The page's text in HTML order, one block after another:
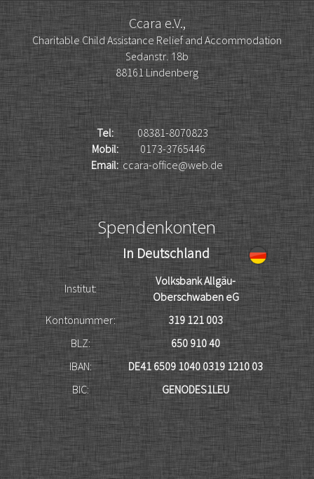
Ccara e.V.,
Charitable Child Assistance Relief and Accommodation
Sedanstr. 18b
88161 Lindenberg
Tel:
08381-8070823
Mobil:
0173-3765446
Email:ccara-office@web.de
Spendenkonten
In Deutschland
Institut:
Volksbank Allgäu-
Oberschwaben eG
Kontonummer:
319 121 003
BLZ:
650 910 40
IBAN:
DE41 6509 1040 0319 1210 03
BIC:
GENODES1LEU